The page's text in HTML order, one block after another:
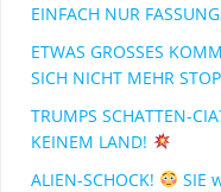
EINFACH NUR
ETWAS GROSSES
SICH NICHT MEHR
TRUMPS SCHATTEN-
KEINEM LAND!
ALIEN-SCHOCK!
SIE